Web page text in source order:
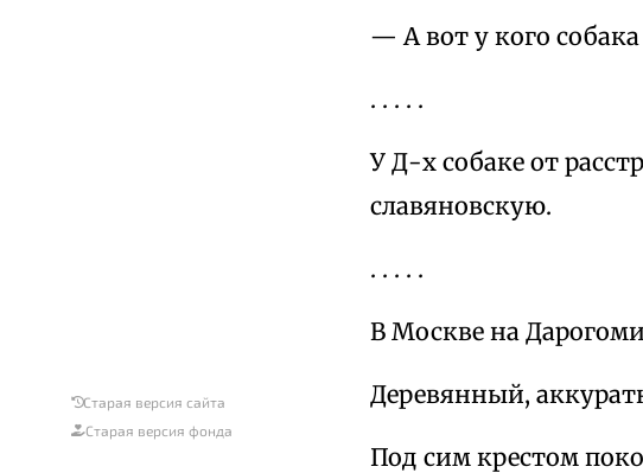
Старая версия сайта
Старая версия фонда
— А вот у кого
. . . . .
У Д-х собаке от
славяновскую.
. . . . .
В Москве на
Деревянный,
Под сим крестом